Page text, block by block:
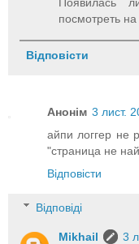
посмотреть
Відповісти
Анонім 3 лист.
айпи логгер не
"страница не
Відповісти
Відповіді
Mikhail
3